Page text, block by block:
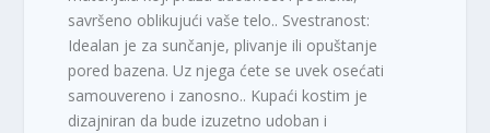
savršeno oblikujući vaše telo.. Svestranost:
Idealan je za sunčanje, plivanje ili opuštanje
pored bazena. Uz njega ćete se uvek osećati
samouvereno i zanosno.. Kupaći kostim je
dizajniran da bude izuzetno udoban i